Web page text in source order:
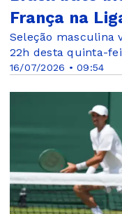
16/07/2026 • 09:54
França na
Seleção masculina
22h desta quinta-